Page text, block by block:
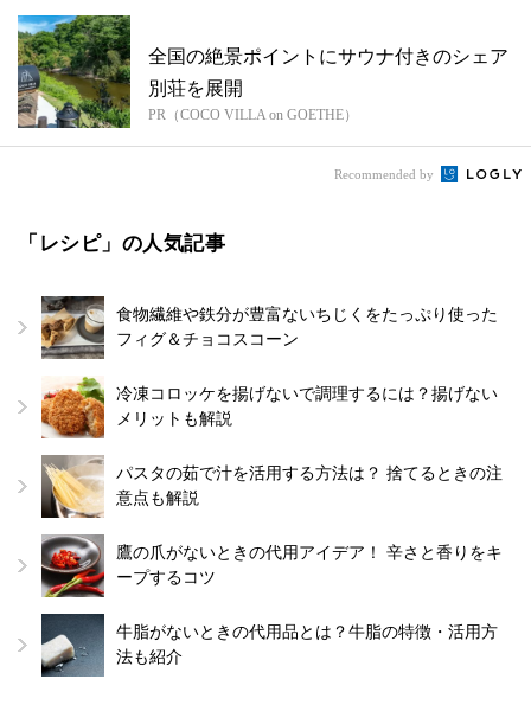
全国の絶景ポイントにサウナ付きのシェア
別荘を展開
PR（COCO VILLA on GOETHE）
Recommended by
「レシピ」の人気記事
食物繊維や鉄分が豊富ないちじくをたっぷり使った
フィグ＆チョコスコーン
冷凍コロッケを揚げないで調理するには？揚げない
メリットも解説
パスタの茹で汁を活用する方法は？ 捨てるときの注
意点も解説
鷹の爪がないときの代用アイデア！ 辛さと香りをキ
ープするコツ
牛脂がないときの代用品とは？牛脂の特徴・活用方
法も紹介